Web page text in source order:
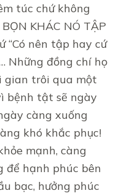
túc chứ không
KHÁC NÓ TẬP
“Có nên tập hay cứ
Những đồng chí họ
gian trôi qua một
bệnh tật sẽ ngày
càng xuống
khó khắc phục!
mạnh, càng
để hạnh phúc bên
bạc, hưởng phúc